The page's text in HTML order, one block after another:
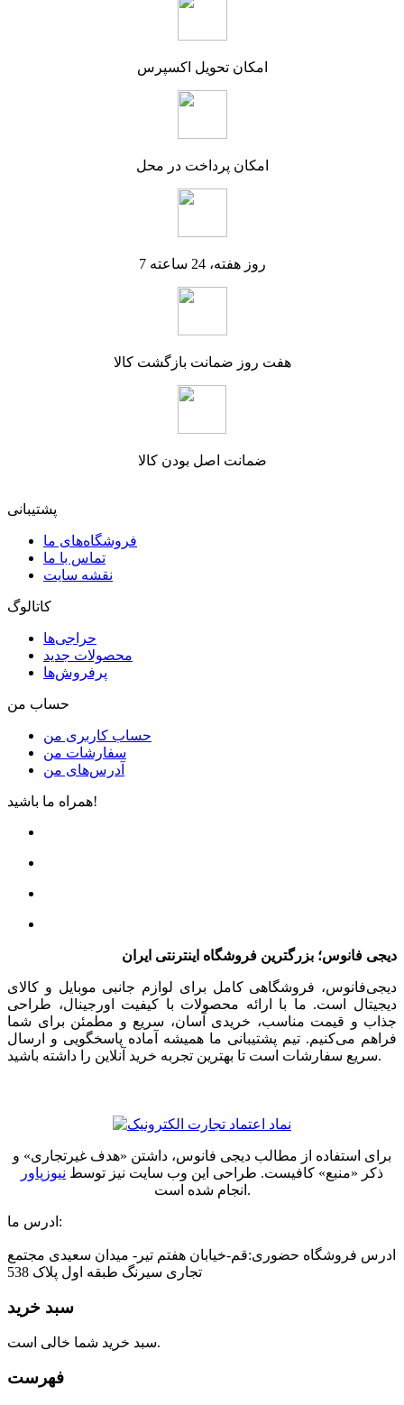
امکان تحویل اکسپرس
امکان پرداخت در محل
7 روز هفته، 24 ساعته
هفت روز ضمانت بازگشت کالا
ضمانت اصل بودن کالا
پشتیبانی
فروشگاه‌های ما
تماس با ما
نقشه سایت
کاتالوگ
حراجی‌ها
محصولات جدید
پرفروش‌ها
حساب من
حساب کاربری من
سفارشات من
آدرس‌های من
همراه ما باشید!
دیجی فانوس؛ بزرگترین فروشگاه اینترنتی ایران
دیجی‌فانوس، فروشگاهی کامل برای لوازم جانبی موبایل و کالای
دیجیتال است. ما با ارائه محصولات با کیفیت اورجینال، طراحی
جذاب و قیمت مناسب، خریدی آسان، سریع و مطمئن برای شما
فراهم می‌کنیم. تیم پشتیبانی ما همیشه آماده پاسخگویی و ارسال
سریع سفارشات است تا بهترین تجربه خرید آنلاین را داشته باشید.
برای استفاده از مطالب دیجی فانوس، داشتن «هدف غیرتجاری» و
ذکر «منبع» کافیست. طراحی این وب سایت نیز توسط نیوزپاور
انجام شده است.
ادرس ما:
ادرس فروشگاه حضوری:قم-خیابان هفتم تیر- میدان سعیدی مجتمع
تجاری سیرنگ طبقه اول پلاک 538
سبد خرید
سبد خرید شما خالی است.
فهرست